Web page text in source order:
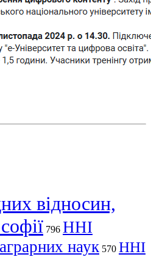
відносин,
796 ННІ
наук 570 ННІ